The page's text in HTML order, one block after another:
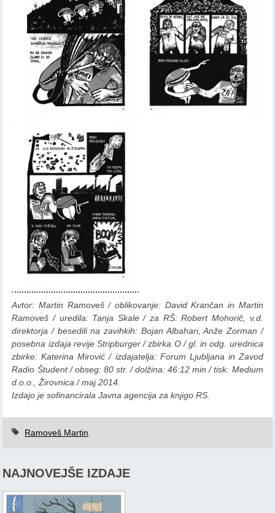
Avtor: Martin Ramoveš / oblikovanje: David Krančan in Martin
Ramoveš / uredila: Tanja Skale / za RŠ: Robert Mohorič, v.d.
direktorja / besedili na zavihkih: Bojan Albahari, Anže Zorman /
posebna izdaja revije Stripburger / zbirka O / gl. in odg. urednica
zbirke: Katerina Mirović / izdajatelja: Forum Ljubljana in Zavod
Radio Študent / obseg: 80 str. / dolžina: 46:12 min / tisk: Medium
d.o.o., Žirovnica / maj 2014.
Izdajo je sofinancirala Javna agencija za knjigo RS.
Ramoveš Martin
NAJNOVEJŠE IZDAJE